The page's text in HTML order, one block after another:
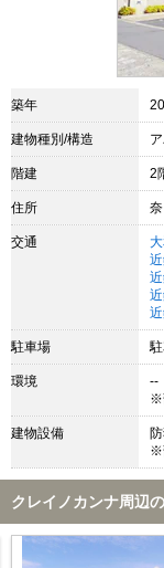
築年
建物種別/構造
階建 2
住所
交通
駐車場
環境
--
※
建物設備
※
クレイノカンナ周辺